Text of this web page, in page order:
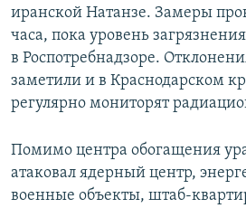
иранской Натанзе. Замеры
часа, пока уровень
в Роспотребнадзоре.
заметили и в Краснодарском
регулярно мониторят
Помимо центра обогащения
атаковал ядерный центр,
военные объекты, штаб-